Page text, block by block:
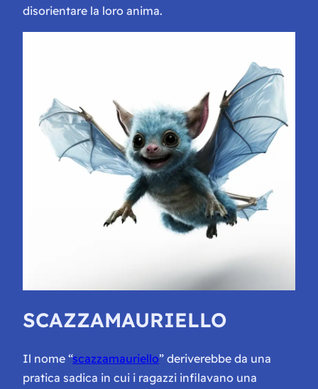
disorientare la loro anima.
SCAZZAMAURIELLO
Il nome “scazzamauriello” deriverebbe da una
pratica sadica in cui i ragazzi infilavano una